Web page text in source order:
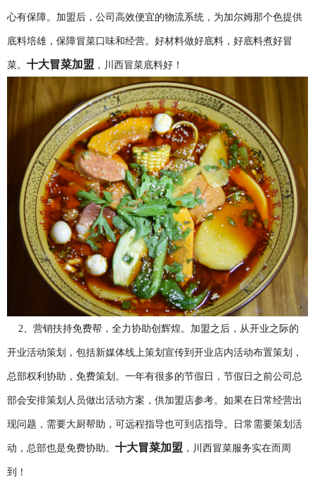
心有保障。加盟后，公司高效便宜的物流系统，为加尔姆那个色提供
底料培雄，保障冒菜口味和经营。好材料做好底料，好底料煮好冒
菜。 十大冒菜加盟 ，川西冒菜底料好！
2、营销扶持免费帮，全力协助创辉煌。加盟之后，从开业之际的
开业活动策划，包括新媒体线上策划宣传到开业店内活动布置策划，
总部权利协助，免费策划。一年有很多的节假日，节假日之前公司总
部会安排策划人员做出活动方案，供加盟店参考。如果在日常经营出
现问题，需要大厨帮助，可远程指导也可到店指导。日常需要策划活
动，总部也是免费协助。 十大冒菜加盟 ，川西冒菜服务实在而周
到！